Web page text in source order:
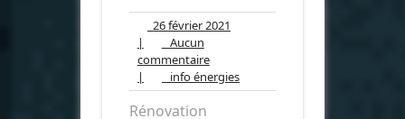
26 février 2021
|
Aucun
commentaireAucun
commentaire
| info énergiesinfo
énergies
Rénovation